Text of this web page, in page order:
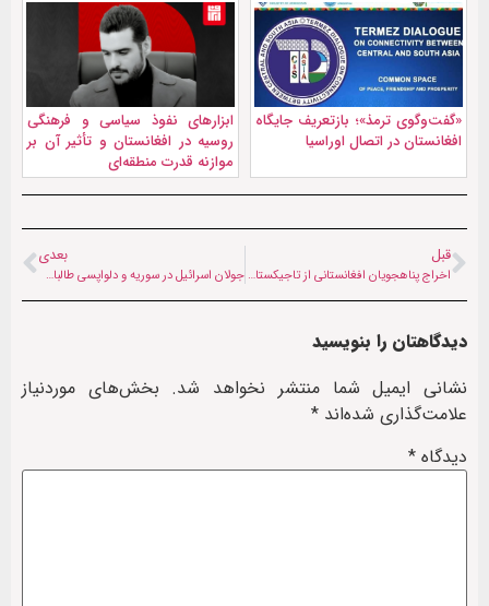
«گفت‌وگوی ترمذ»؛ بازتعریف جایگاه
افغانستان در اتصال اوراسیا
ابزارهای نفوذ سیاسی و فرهنگی
روسیه در افغانستان و تأثیر آن بر
موازنه قدرت منطقه‌ای
قبل
اخراج پناهجویان افغانستانی از تاجیکستان؛ فشار بر طالبان یا تیرگی روابط با گروه‌های مقاومت؟
بعدی
جولان اسرائیل در سوریه و دلواپسی طالبان برای جولانی
دیدگاهتان را بنویسید
نشانی ایمیل شما منتشر نخواهد شد. بخش‌های موردنیاز
علامت‌گذاری شده‌اند *
دیدگاه *